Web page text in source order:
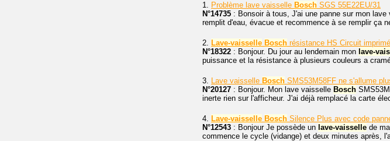
1. Problème lave vaisselle Bosch SGS 55E22EU/31
N°14735 : Bonsoir à tous, J'ai une panne sur mon lave
remplit d'eau, évacue et recommence à se remplir ça
2. Lave-vaisselle Bosch résistance HS Circuit imprimé
N°18322 : Bonjour. Du jour au lendemain mon lave-
puissance et la résistance à plusieurs couleurs a
3. Lave vaisselle Bosch SMS53M58FF ne s'allume
N°20127 : Bonjour. Mon lave vaisselle Bosch
inerte rien sur l'afficheur. J'ai déjà remplacé la carte
4. Lave-vaisselle Bosch Silence Plus avec code
N°12543 : Bonjour Je possède un lave-vaisselle de
commence le cycle (vidange) et deux minutes après,